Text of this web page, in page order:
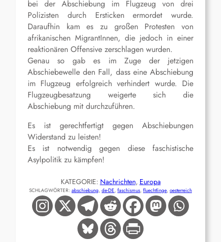
bei der Abschiebung im Flugzeug von drei
Polizisten durch Ersticken ermordet wurde.
Daraufhin kam es zu großen Protesten von
afrikanischen MigrantInnen, die jedoch in einer
reaktionären Offensive zerschlagen wurden.
Genau so gab es im Zuge der jetzigen
Abschiebewelle den Fall, dass eine Abschiebung
im Flugzeug erfolgreich verhindert wurde. Die
Flugzeugbesatzung weigerte sich die
Abschiebung mit durchzuführen.
Es ist gerechtfertigt gegen Abschiebungen
Widerstand zu leisten!
Es ist notwendig gegen diese faschistische
Asylpolitik zu kämpfen!
KATEGORIE: Nachrichten, Europa
SCHLAGWÖRTER: abschiebung, de-DE, faschismus, fluechtlinge, oesterreich